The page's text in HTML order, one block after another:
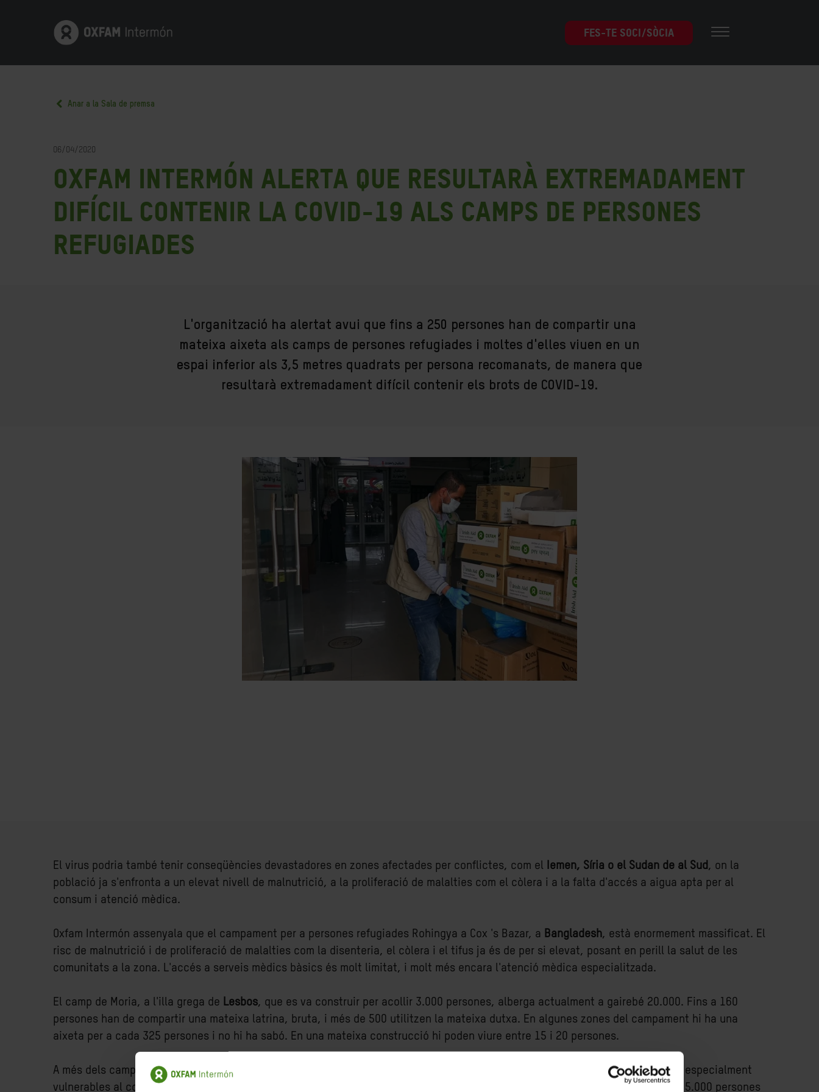
FES-TE SOCI/SÒCIA
Anar a la Sala de premsa
06/04/2020
Oxfam Intermón alerta que resultarà extremadament
difícil contenir la COVID-19 als camps de persones
refugiades
L'organització ha alertat avui que fins a 250 persones han de compartir una
mateixa aixeta als camps de persones refugiades i moltes d'elles viuen en un
espai inferior als 3,5 metres quadrats per persona recomanats, de manera que
resultarà extremadament difícil contenir els brots de COVID-19.
El virus podria també tenir conseqüències devastadores en zones afectades per conflictes, com el Iemen, Síria o el Sudan de al Sud , on la
població ja s'enfronta a un elevat nivell de malnutrició, a la proliferació de malalties com el còlera i a la falta d'accés a aigua apta per al
consum i atenció mèdica.
Oxfam Intermón assenyala que el campament per a persones refugiades Rohingya a Cox 's Bazar, a Bangladesh, està enormement massificat. El
risc de malnutrició i de proliferació de malalties com la disenteria, el còlera i el tifus ja és de per si elevat, posant en perill la salut de les
comunitats a la zona. L'accés a serveis mèdics bàsics és molt limitat, i molt més encara l'atenció mèdica especialitzada.
El camp de Moria, a l'illa grega de Lesbos, que es va construir per acollir 3.000 persones, alberga actualment a gairebé 20.000. Fins a 160
persones han de compartir una mateixa latrina, bruta, i més de 500 utilitzen la mateixa dutxa. En algunes zones del campament hi ha una
aixeta per a cada 325 persones i no hi ha sabó. En una mateixa construcció hi poden viure entre 15 i 20 persones.
A més dels campaments de persones refugiades, hi ha moltes altres comunitats amb les que Oxfam Intermón treballa i que són especialment
vulnerables al coronavirus. A
, per exemple, on ja s'han confirmat 10 casos del virus, la densitat de població és de més de 5.000 persones